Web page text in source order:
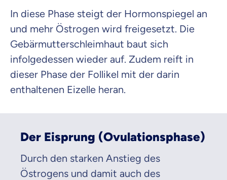
In diese Phase steigt der Hormonspiegel an
und mehr Östrogen wird freigesetzt. Die
Gebärmutterschleimhaut baut sich
infolgedessen wieder auf. Zudem reift in
dieser Phase der Follikel mit der darin
enthaltenen Eizelle heran.
Der Eisprung (Ovulationsphase)
Durch den starken Anstieg des
Östrogens und damit auch des